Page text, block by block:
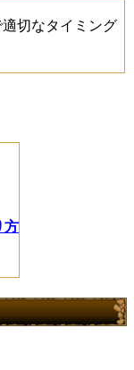
切なタイミング
方